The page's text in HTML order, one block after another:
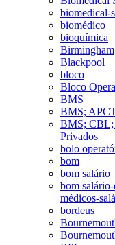
biomedical-
biomédico
bioquímica
Birmingham
Blackpool
bloco
Bloco
BMS
BMS;
BMS; CBL;
Privados
bolo
bom
bom salário
bom
médicos-
bordeus